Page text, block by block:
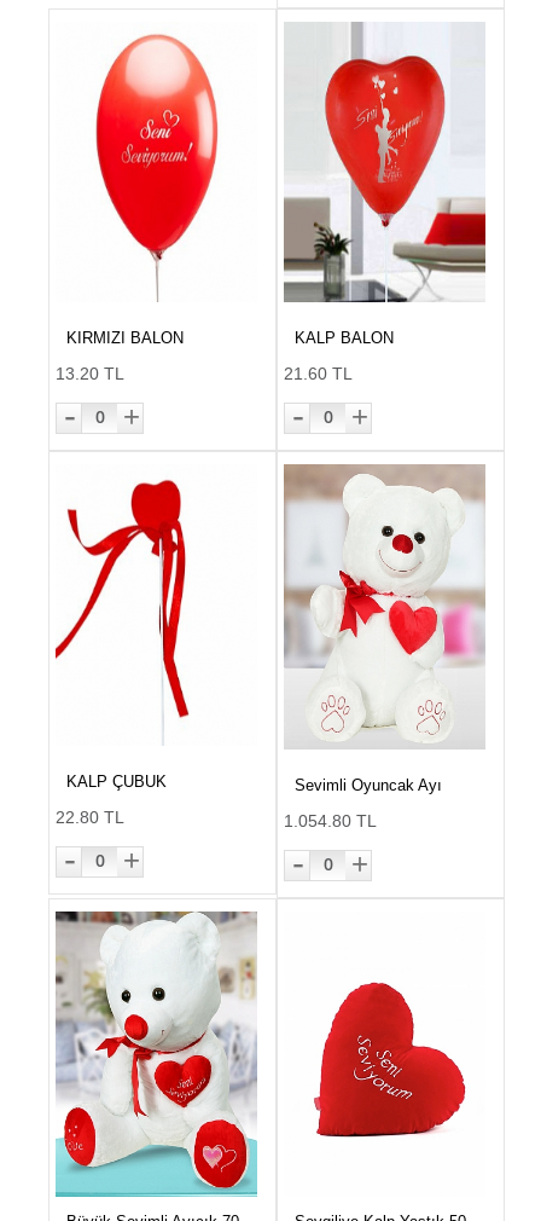
KIRMIZI BALON
13.20 TL
- 0 +
KALP BALON
21.60 TL
- 0 +
KALP ÇUBUK
22.80 TL
- 0 +
Sevimli Oyuncak Ayı
1.054.80 TL
- 0 +